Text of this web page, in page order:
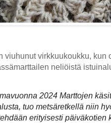
viuhunut virkkuukoukku, kun
neliöistä
2024 Marttojen
tuo metsäretkellä niin
erityisesti päiväkotien